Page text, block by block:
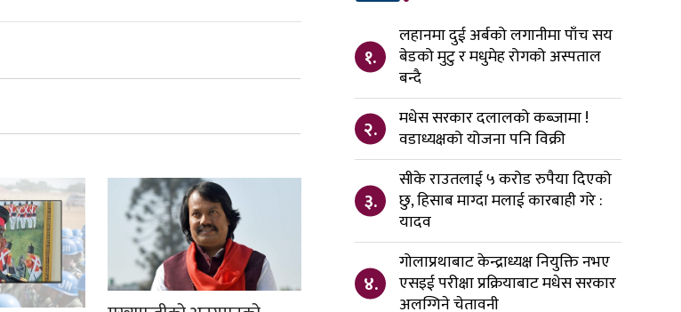
१.
लहानमा दुई अर्बको लगानीमा पाँच सय
बेडको मुटु र मधुमेह रोगको अस्पताल
बन्दै
२.
मधेस सरकार दलालको कब्जामा !
वडाध्यक्षको योजना पनि विक्री
३.
सीके राउतलाई ५ करोड रुपैया दिएको
छु, हिसाब माग्दा मलाई कारबाही गरे :
यादव
४.
गोलाप्रथाबाट केन्द्राध्यक्ष नियुक्ति नभए
एसइई परीक्षा प्रक्रियाबाट मधेस सरकार
अलग्गिने चेतावनी